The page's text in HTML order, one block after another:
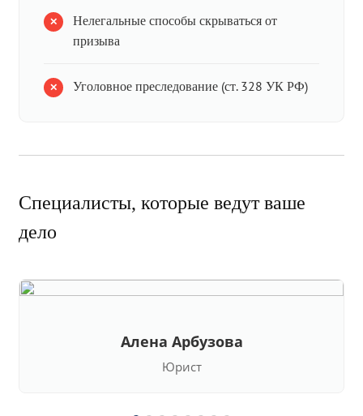
Нелегальные способы скрываться от
призыва
Уголовное преследование (ст. 328 УК РФ)
Специалисты, которые ведут ваше
дело
Алена Арбузова
Юрист